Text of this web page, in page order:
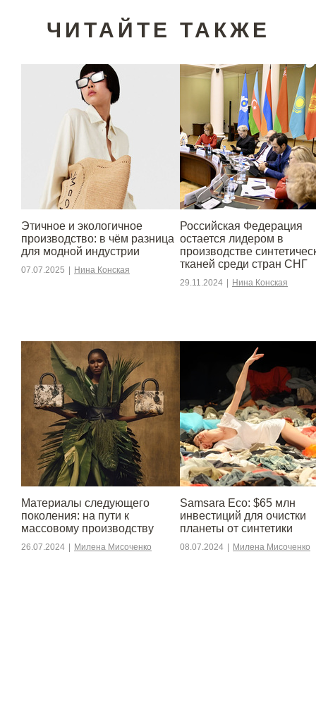
ЧИТАЙТЕ ТАКЖЕ
Этичное и экологичное
производство: в чём разница
для модной индустрии
07.07.2025 Нина Конская
Российская Федерация
остается лидером в
производстве
тканей среди стран СНГ
29.11.2024 Нина Конская
Материалы следующего
поколения: на пути к
массовому производству
26.07.2024 Милена Мисоченко
Samsara Eco: $65 млн
инвестиций для очистки
планеты от синтетики
08.07.2024 Милена Мисоченко